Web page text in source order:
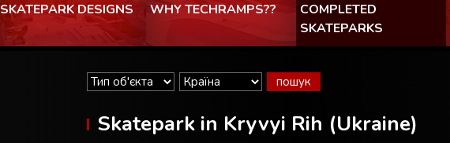
SKATEPARK DESIGNS WHY TECHRAMPS??
COMPLETED
SKATEPARKS
Skatepark in Kryvyi Rih (Ukraine)